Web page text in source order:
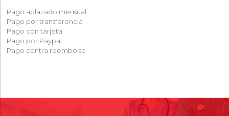
Pago aplazado mensual
Pago por transferencia
Pago con tarjeta
Pago por Paypal
Pago contra reembolso